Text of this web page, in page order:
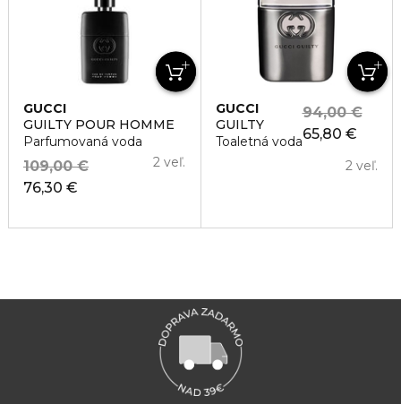
GUCCI
GUILTY POUR HOMME
Parfumovaná voda
76,30 €
109,00 € 2 veľ.
GUCCI
GUILTY
Toaletná voda65,80 €
94,00 €
2 veľ.